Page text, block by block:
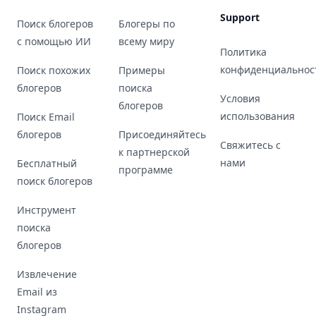
Поиск блогеров
с помощью ИИ
Поиск похожих
блогеров
Поиск Email
блогеров
Бесплатный
поиск блогеров
Инструмент
поиска
блогеров
Извлечение
Email из
Instagram
Блогеры по
всему миру
Примеры
поиска
блогеров
Присоединяйтесь
к партнерской
программе
Support
Политика
Условия
использования
Свяжитесь с
нами